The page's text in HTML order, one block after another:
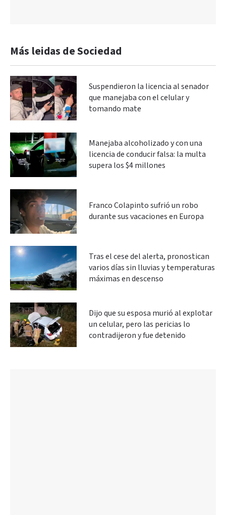
Más leidas de Sociedad
Suspendieron la licencia al senador
que manejaba con el celular y
tomando mate
Manejaba alcoholizado y con una
licencia de conducir falsa: la multa
supera los $4 millones
Franco Colapinto sufrió un robo
durante sus vacaciones en Europa
Tras el cese del alerta, pronostican
varios días sin lluvias y temperaturas
máximas en descenso
Dijo que su esposa murió al explotar
un celular, pero las pericias lo
contradijeron y fue detenido